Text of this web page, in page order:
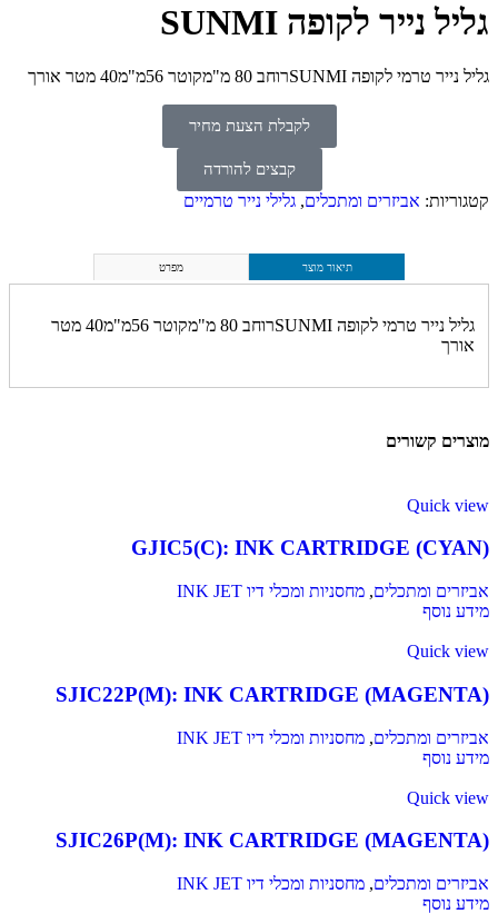
גליל נייר לקופה SUNMI
גליל נייר טרמי לקופה SUNMIרוחב 80 מ"מקוטר 56מ"מ40 מטר אורך
לקבלת הצעת מחיר
קבצים להורדה
קטגוריות: אביזרים ומתכלים, גלילי נייר טרמיים
תיאור מוצר מפרט
גליל נייר טרמי לקופה SUNMIרוחב 80 מ"מקוטר 56מ"מ40 מטר
אורך
מוצרים קשורים
Quick view
GJIC5(C): INK CARTRIDGE (CYAN)
אביזרים ומתכלים, מחסניות ומכלי דיו INK JET
מידע נוסף
Quick view
SJIC22P(M): INK CARTRIDGE (MAGENTA)
אביזרים ומתכלים, מחסניות ומכלי דיו INK JET
מידע נוסף
Quick view
SJIC26P(M): INK CARTRIDGE (MAGENTA)
אביזרים ומתכלים, מחסניות ומכלי דיו INK JET
מידע נוסף